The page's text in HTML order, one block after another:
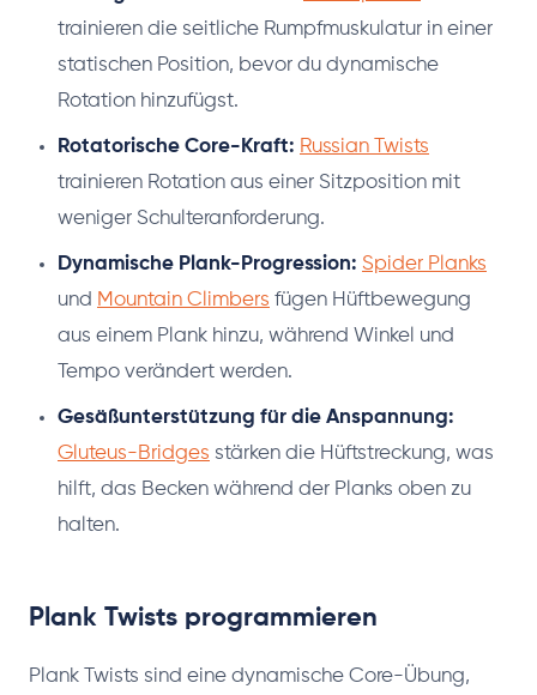
trainieren die seitliche Rumpfmuskulatur in einer
statischen Position, bevor du dynamische
Rotation hinzufügst.
Rotatorische Core-Kraft: Russian Twists
trainieren Rotation aus einer Sitzposition mit
weniger Schulteranforderung.
Dynamische Plank-Progression: Spider Planks
und Mountain Climbers fügen Hüftbewegung
aus einem Plank hinzu, während Winkel und
Tempo verändert werden.
Gesäßunterstützung für die Anspannung:
Gluteus-Bridges stärken die Hüftstreckung, was
hilft, das Becken während der Planks oben zu
halten.
Plank Twists programmieren
Plank Twists sind eine dynamische Core-Übung,